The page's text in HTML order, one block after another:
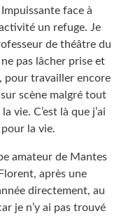
face à
un refuge. Je
de théâtre du
pas lâcher prise et
pour travailler encore
scène malgré tout
vie. C’est là que j’ai
la vie.
amateur de Mantes
après une
directement, au
je n’y ai pas trouvé